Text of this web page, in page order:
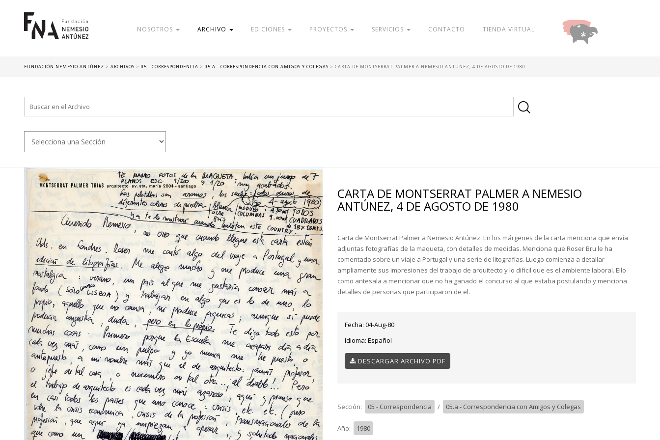
NOSOTROS ARCHIVO EDICIONES PROYECTOS SERVICIOS CONTACTO TIENDA VIRTUAL
FUNDACIÓN NEMESIO ANTÚNEZ > ARCHIVOS > 05 - CORRESPONDENCIA > 05.A - CORRESPONDENCIA CON AMIGOS Y COLEGAS > CARTA DE MONTSERRAT PALMER A NEMESIO ANTÚNEZ, 4 DE AGOSTO DE 1980
CARTA DE MONTSERRAT PALMER A NEMESIO
ANTÚNEZ, 4 DE AGOSTO DE 1980
Carta de Montserrat Palmer a Nemesio Antúnez. En los márgenes de la carta menciona que envía
adjuntas fotografías de la maqueta, con detalles de medidas. Menciona que Roser Bru le ha
comentado sobre un viaje a Portugal y una serie de litografías. Luego comienza a detallar
ampliamente sus impresiones del trabajo de arquitecto y lo difícil que es el ambiente laboral. Ello
como antesala a mencionar que no ha ganado el concurso al que estaba postulando y menciona
detalles de personas que participaron de el.
Fecha: 04-Aug-80
Idioma: Español
DESCARGAR ARCHIVO PDF
Sección: 05 - Correspondencia / 05.a - Correspondencia con Amigos y Colegas
Año: 1980